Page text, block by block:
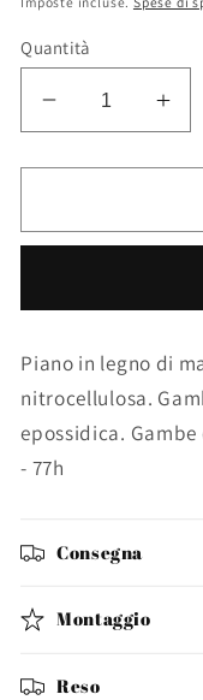
Quantità
Diminuisci
quantità
per
ARNAV
per
Piano in legno di
nitrocellulosa.
epossidica. Gambe
- 77h
Consegna
Montaggio
Reso